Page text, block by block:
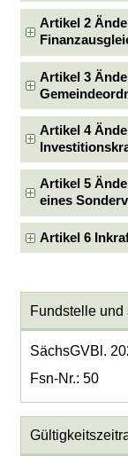
Artikel 2
Artikel 3
Artikel 4
Artikel 5
eines
Artikel 6
Fundstelle
SächsGVBl.
Fsn-Nr.: 50